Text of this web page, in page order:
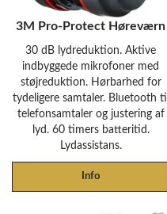
3M Pro-Protect Høreværn
30 dB lydreduktion. Aktive
indbyggede mikrofoner med
støjreduktion. Hørbarhed for
tydeligere samtaler. Bluetooth til
telefonsamtaler og justering af
lyd. 60 timers batteritid.
Lydassistans.
Info